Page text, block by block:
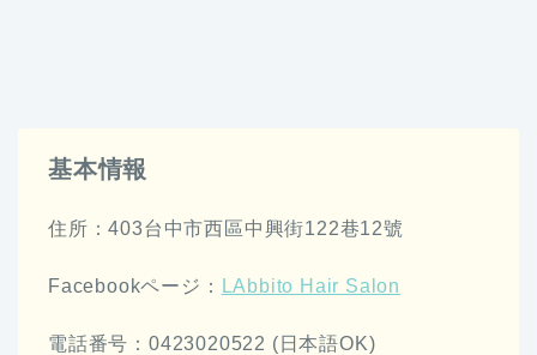
基本情報
住所：403台中市西區中興街122巷12號
Facebookページ： LAbbito Hair Salon
電話番号：0423020522 (日本語OK)